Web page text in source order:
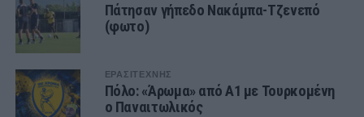
Πάτησαν γήπεδο Νακάμπα-Τζενεπό
(φωτο)
ΕΡΑΣΙΤΕΧΝΗΣ
Πόλο: «Άρωμα» από Α1 με Τουρκομένη
ο Παναιτωλικός